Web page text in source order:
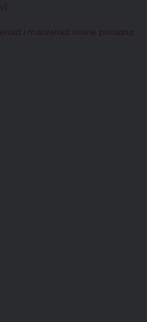
i manželská online poradna